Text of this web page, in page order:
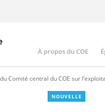
Main
À propos du COE
Comité central du COE sur
NOUVELLE